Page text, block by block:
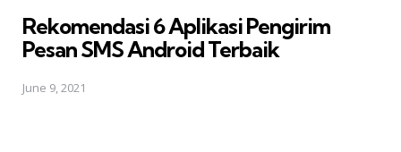
Rekomendasi 6 Aplikasi Pengirim
Pesan SMS Android Terbaik
June 9, 2021